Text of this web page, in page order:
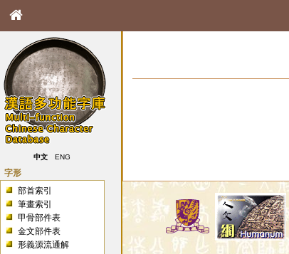
中文 ENG
字形
部首索引
筆畫索引
甲骨部件表
金文部件表
形義源流通解